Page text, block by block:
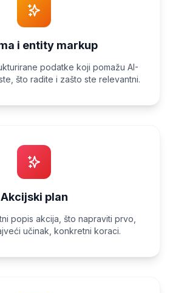
i entity markup
podatke koji pomažu AI-
što radite i zašto ste relevantni.
Akcijski plan
popis akcija, što napraviti prvo,
učinak, konkretni koraci.